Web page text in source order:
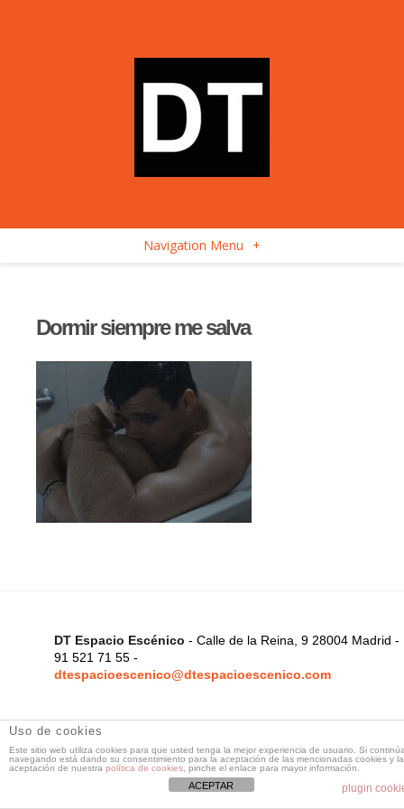
Navigation Menu +
Dormir siempre me salva
DT Espacio Escénico - Calle de la Reina, 9 28004 Madrid -
91 521 71 55 -
dtespacioescenico@dtespacioescenico.com
Uso de cookies
Este sitio web utiliza cookies para que usted tenga la mejor experiencia de usuario. Si
navegando está dando su consentimiento para la aceptación de las mencionadas cookies y la
aceptación de nuestra política de cookies , pinche el enlace para mayor información.
plugin
ACEPTAR